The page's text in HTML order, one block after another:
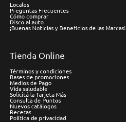
Locales
Preguntas Frecuentes
Cómo comprar
Disco al auto
¡Buenas Noticias y Beneficios de las Marcas!
Tienda Online
Términos y condiciones
Bases de promociones
Medios de Pago
Vida saludable
Solicitá la Tarjeta Más
Consulta de Puntos
Nuevos catálogos
Recetas
Política de privacidad